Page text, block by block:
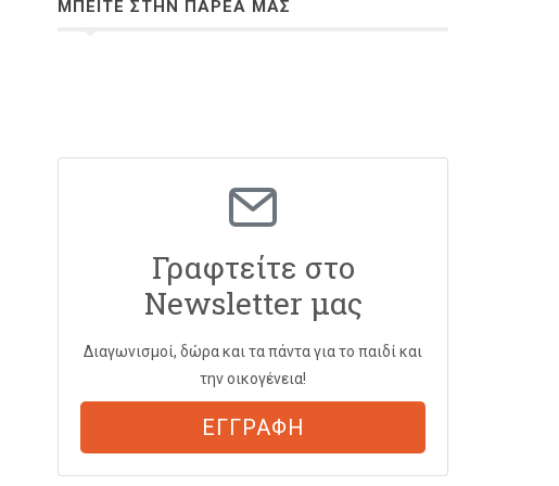
ΜΠΕΙΤΕ ΣΤΗΝ ΠΑΡΕΑ ΜΑΣ
Γραφτείτε στο
Newsletter μας
Διαγωνισμοί, δώρα και τα πάντα για το παιδί και
την οικογένεια!
ΕΓΓΡΑΦΗ